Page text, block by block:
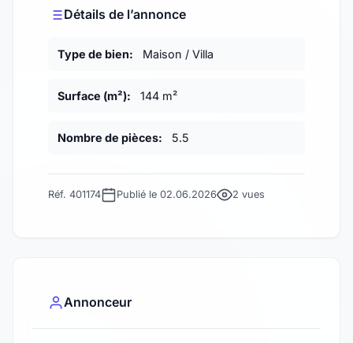
Détails de l’annonce
Type de bien: Maison / Villa
Surface (m²): 144 m²
Nombre de pièces: 5.5
Réf. 401174 Publié le 02.06.2026 2 vues
Annonceur